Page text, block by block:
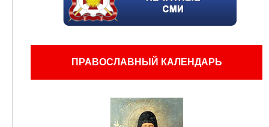
ПРАВОСЛАВНЫЙ КАЛЕНДАРЬ